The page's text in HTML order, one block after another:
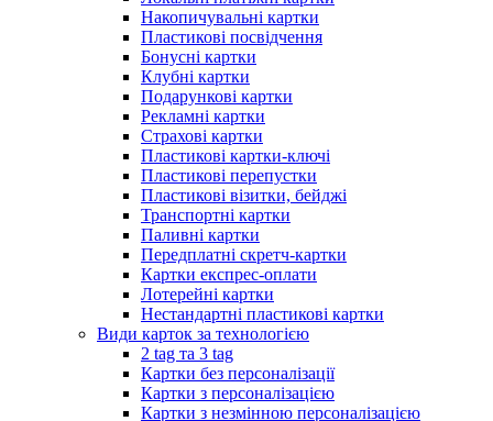
Накопичувальні картки
Пластикові посвідчення
Бонусні картки
Клубні картки
Подарункові картки
Рекламні картки
Страхові картки
Пластикові картки-ключі
Пластикові перепустки
Пластикові візитки, бейджі
Транспортні картки
Паливні картки
Передплатні скретч-картки
Картки експрес-оплати
Лотерейні картки
Нестандартні пластикові картки
Види карток за технологією
2 tag та 3 tag
Картки без персоналізації
Картки з персоналізацією
Картки з незмінною персоналізацією